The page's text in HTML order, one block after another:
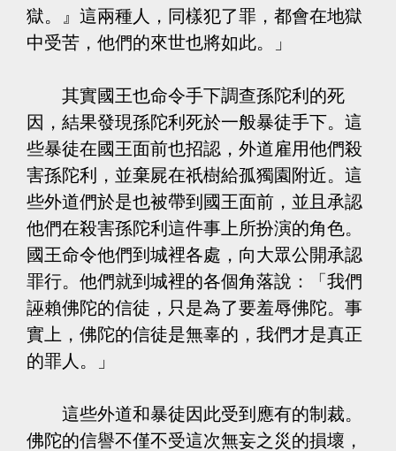
獄。』這兩種人，同樣犯了罪，都會在地獄
中受苦，他們的來世也將如此。」
其實國王也命令手下調查孫陀利的死
因，結果發現孫陀利死於一般暴徒手下。這
些暴徒在國王面前也招認，外道雇用他們殺
害孫陀利，並棄屍在祇樹給孤獨園附近。這
些外道們於是也被帶到國王面前，並且承認
他們在殺害孫陀利這件事上所扮演的角色。
國王命令他們到城裡各處，向大眾公開承認
罪行。他們就到城裡的各個角落說：「我們
誣賴佛陀的信徒，只是為了要羞辱佛陀。事
實上，佛陀的信徒是無辜的，我們才是真正
的罪人。」
這些外道和暴徒因此受到應有的制裁。
佛陀的信譽不僅不受這次無妄之災的損壞，